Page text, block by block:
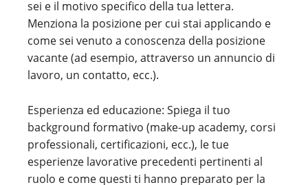
sei e il motivo specifico della tua lettera.
Menziona la posizione per cui stai applicando e
come sei venuto a conoscenza della posizione
vacante (ad esempio, attraverso un annuncio di
lavoro, un contatto, ecc.).
Esperienza ed educazione: Spiega il tuo
background formativo (make-up academy, corsi
professionali, certificazioni, ecc.), le tue
esperienze lavorative precedenti pertinenti al
ruolo e come questi ti hanno preparato per la